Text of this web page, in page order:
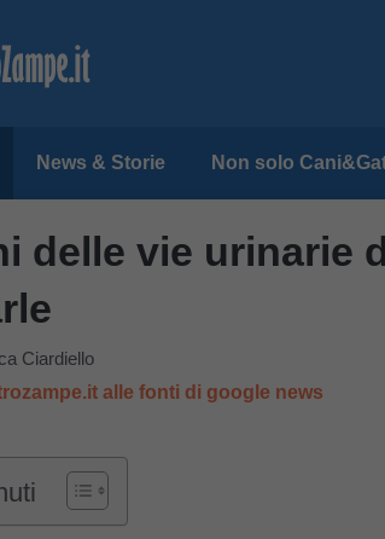
News & Storie Non solo
delle vie urinarie
Ciardiello
alle fonti di google news